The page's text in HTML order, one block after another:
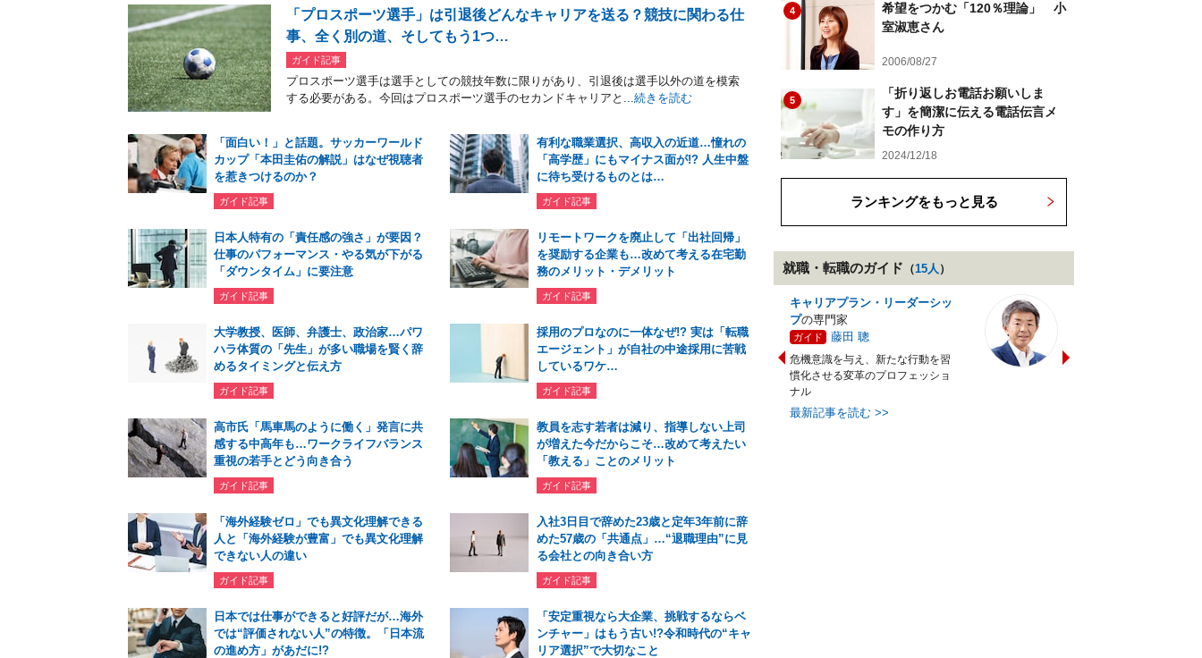
「プロスポーツ選手」は引退後どんなキャリアを送る？競技に関わる仕
事、全く別の道、そしてもう1つ…
ガイド記事
プロスポーツ選手は選手としての競技年数に限りがあり、引退後は選手以外の道を模索
する必要がある。今回はプロスポーツ選手のセカンドキャリアと...続きを読む
「面白い！」と話題。サッカーワールド
カップ「本田圭佑の解説」はなぜ視聴者
を惹きつけるのか？
ガイド記事
有利な職業選択、高収入の近道…憧れの
「高学歴」にもマイナス面が!? 人生中盤
に待ち受けるものとは…
ガイド記事
日本人特有の「責任感の強さ」が要因？
仕事のパフォーマンス・やる気が下がる
「ダウンタイム」に要注意
ガイド記事
リモートワークを廃止して「出社回帰」
を奨励する企業も…改めて考える在宅勤
務のメリット・デメリット
ガイド記事
大学教授、医師、弁護士、政治家…パワ
ハラ体質の「先生」が多い職場を賢く辞
めるタイミングと伝え方
ガイド記事
採用のプロなのに一体なぜ!? 実は「転職
エージェント」が自社の中途採用に苦戦
しているワケ…
ガイド記事
高市氏「馬車馬のように働く」発言に共
感する中高年も…ワークライフバランス
重視の若手とどう向き合う
ガイド記事
教員を志す若者は減り、指導しない上司
が増えた今だからこそ…改めて考えたい
「教える」ことのメリット
ガイド記事
「海外経験ゼロ」でも異文化理解できる
人と「海外経験が豊富」でも異文化理解
できない人の違い
ガイド記事
入社3日目で辞めた23歳と定年3年前に辞
めた57歳の「共通点」…“退職理由”に見
る会社との向き合い方
ガイド記事
日本では仕事ができると好評だが…海外
では“評価されない人”の特徴。「日本流
の進め方」があだに!?
「安定重視なら大企業、挑戦するならベ
ンチャー」はもう古い!?令和時代の“キャ
リア選択”で大切なこと
4
希望をつかむ「120％理論」 小
室淑恵さん
2006/08/27
5
「折り返しお電話お願いしま
す」を簡潔に伝える電話伝言メ
モの作り方
2024/12/18
ランキングをもっと見る
就職・転職のガイド （15人 ）
キャリアプラン・リーダーシッ
プの専門家
ガイド 藤田 聰
危機意識を与え、新たな行動を習
慣化させる変革のプロフェッショ
ナル
最新記事を読む >>
個性や環境を活かしながら自